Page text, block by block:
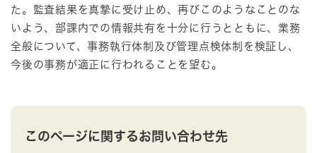
た。監査結果を真摯に受け止め、再びこのようなことのな
いよう、部課内での情報共有を十分に行うとともに、業務
全般について、事務執行体制及び管理点検体制を検証し、
今後の事務が適正に行われることを望む。
このページに関するお問い合わせ先